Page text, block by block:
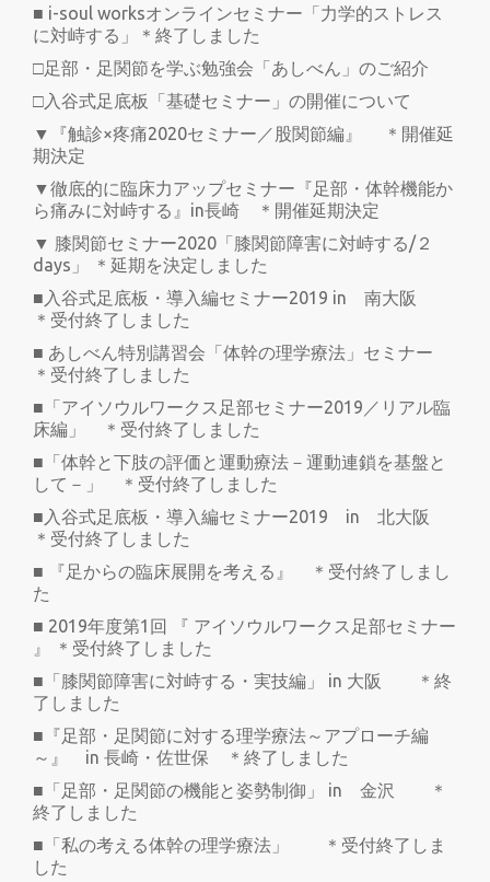
■ i-soul worksオンラインセミナー「力学的ストレス
に対峙する」＊終了しました
□足部・足関節を学ぶ勉強会「あしべん」のご紹介
□入谷式足底板「基礎セミナー」の開催について
▼『触診×疼痛2020セミナー／股関節編』 ＊開催延
期決定
▼徹底的に臨床力アップセミナー『足部・体幹機能か
ら痛みに対峙する』in長崎 ＊開催延期決定
▼ 膝関節セミナー2020「膝関節障害に対峙する/２
days」 ＊延期を決定しました
■入谷式足底板・導入編セミナー2019 in 南大阪
＊受付終了しました
■ あしべん特別講習会「体幹の理学療法」セミナー
＊受付終了しました
■「アイソウルワークス足部セミナー2019／リアル臨
床編」 ＊受付終了しました
■「体幹と下肢の評価と運動療法－運動連鎖を基盤と
して－」 ＊受付終了しました
■入谷式足底板・導入編セミナー2019 in 北大阪
＊受付終了しました
■ 『足からの臨床展開を考える』 ＊受付終了しまし
た
■ 2019年度第1回 『 アイソウルワークス足部セミナー
』 ＊受付終了しました
■「膝関節障害に対峙する・実技編」 in 大阪 ＊終
了しました
■『足部・足関節に対する理学療法～アプローチ編
～』 in 長崎・佐世保 ＊終了しました
■「足部・足関節の機能と姿勢制御」 in 金沢 ＊
終了しました
■「私の考える体幹の理学療法」 ＊受付終了しま
した